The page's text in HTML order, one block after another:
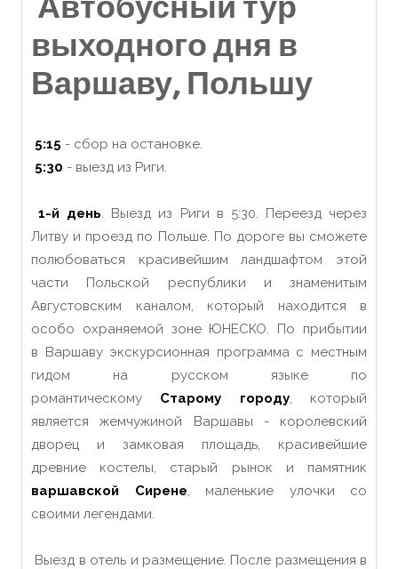
выходного дня в
Варшаву, Польшу
5:15 - сбор на остановке.
5:30 - выезд из Риги.
1-й день. Выезд из Риги в 5:30. Переезд через
Литву и проезд по Польше. По дороге вы сможете
полюбоваться красивейшим ландшафтом этой
части Польской республики и знаменитым
Августовским каналом, который находится в
особо охраняемой зоне ЮНЕСКО. По прибытии
в Варшаву экскурсионная программа с местным
гидом на русском языке по
романтическому Старому городу, который
является жемчужиной Варшавы - королевский
дворец и замковая площадь, красивейшие
древние костелы, старый рынок и памятник
варшавской Сирене, маленькие улочки со
своими легендами.
Выезд в отель и размещение. После размещения в